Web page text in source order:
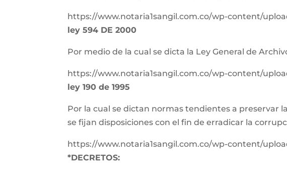
https://www.notaria1sangil.com.co/wp-content/
ley 594 DE 2000
Por medio de la cual se dicta la Ley General de
https://www.notaria1sangil.com.co/wp-content/
ley 190 de 1995
Por la cual se dictan normas tendientes a preservar
se fijan disposiciones con el fin de erradicar la
https://www.notaria1sangil.com.co/wp-content/
*DECRETOS: